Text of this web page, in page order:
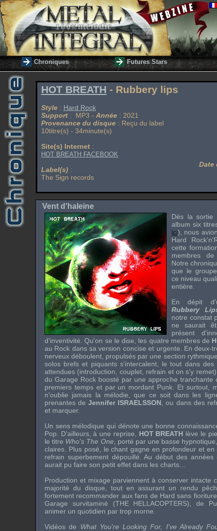
Chroniques Futures Stars
HOT BREATH - Rubbery lips
Style : Hard Rock
Support : MP3 - Année : 2021
Provenance du disque : Reçu du label
10titre(s) - 34minute(s)
Site(s) Internet :
HOT BREATH FACEBOOK
Label(s) :
The Sign records
Date
Vent d'haleine
Dès la sortie
album six
ici), nous
Hard
cette
membres
Notre
que le
ce niveau
entière.
En dépit
Rubbery
notre constat
ne saurait
présent
d'inventivité. Qu'on se le dise, les quatre membres de
au Rock dans sa version concise et urgente. En deux-
nerveux déboulent, propulsés par une section
solos brefs et piquants s'intercalent, le tout dans
attendues (introduction, couplet, refrain et on s'y
du Garage Rock boosté par une approche tranchante
premiers temps et par un mordant Punk. Et surtout,
n'oublie jamais la mélodie, que ce soit dans les
prenantes deJennifer ISRAELSSON , ou dans des
et marquer.
Un sens mélodique qui dénote une bonne
Pop. D'ailleurs, à une reprise, HOT BREATH lève le
le titre Who's The One , porté par une basse
claires. Plus posé, le chant gagne en profondeur et
refrain superbement dépouillé. Au début des
aurait pu faire son petit effet dans les charts...
Production et mixage parviennent à conserver intacte
majorité du disque, tout en assurant un rendu
fortement recommander aux fans de Hard sans
Garage survitaminé (THE HELLACOPTERS), de
animer un quotidien par trop morne.
Vidéos de What You're Looking For, I've Already